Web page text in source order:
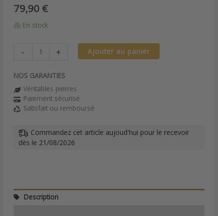
79,90 €
En stock
-
multicolore
Aura
+ Ajouter au panier
NOS GARANTIES
Véritables pierres
Paiement sécurisé
Satisfait ou remboursé
Commandez cet article aujoud'hui pour le recevoir
dès le 21/08/2026
Description